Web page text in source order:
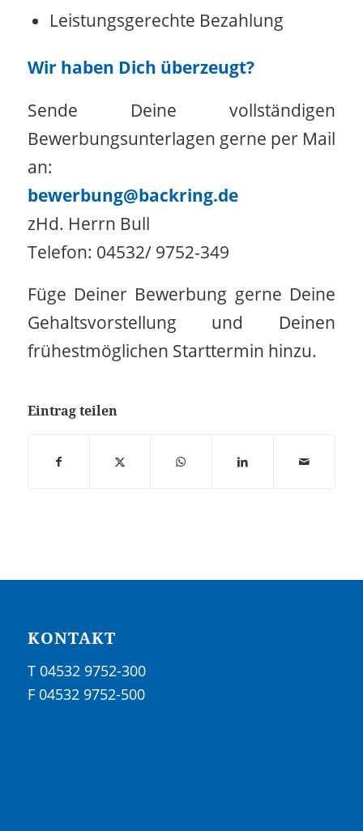
Leistungsgerechte Bezahlung
Wir haben Dich überzeugt?
Sende Deine vollständigen
Bewerbungsunterlagen gerne per Mail
an:
bewerbung@backring.de
zHd. Herrn Bull
Telefon: 04532/ 9752-349
Füge Deiner Bewerbung gerne Deine
Gehaltsvorstellung und Deinen
frühestmöglichen Starttermin hinzu.
Eintrag teilen
KONTAKT
T 04532 9752-300
F 04532 9752-500